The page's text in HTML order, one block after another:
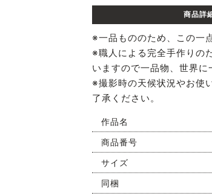
商品詳
※一品もののため、この一
※職人による完全手作りの
いますので一品物、世界に
※撮影時の天候状況やお使
了承ください。
作品名
商品番号
サイズ
同梱